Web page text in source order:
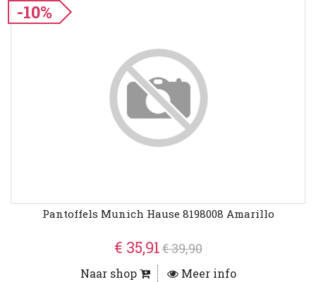
-10%
Pantoffels Munich Hause 8198008 Amarillo
€ 35,91€ 39,90
Naar shop Meer info